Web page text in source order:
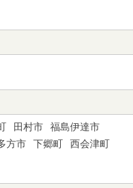
田村市
福島伊達市
方市 下郷町
西会津町